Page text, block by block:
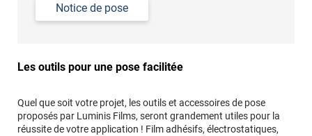
Notice de pose
Les outils pour une pose facilitée
Quel que soit votre projet, les outils et accessoires de pose
proposés par Luminis Films, seront grandement utiles pour la
réussite de votre application ! Film adhésifs, électrostatiques,